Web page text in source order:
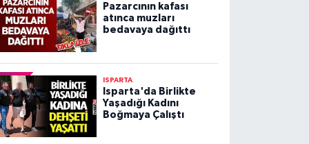
Pazarcının kafası
atınca muzları
bedavaya dağıttı
ISPARTA
Isparta'da Birlikte
Yaşadığı Kadını
Boğmaya Çalıştı